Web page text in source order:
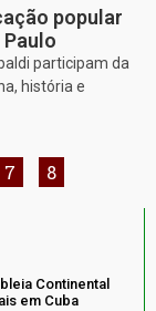
popular
participam da
história e
7 8
Continental
em Cuba